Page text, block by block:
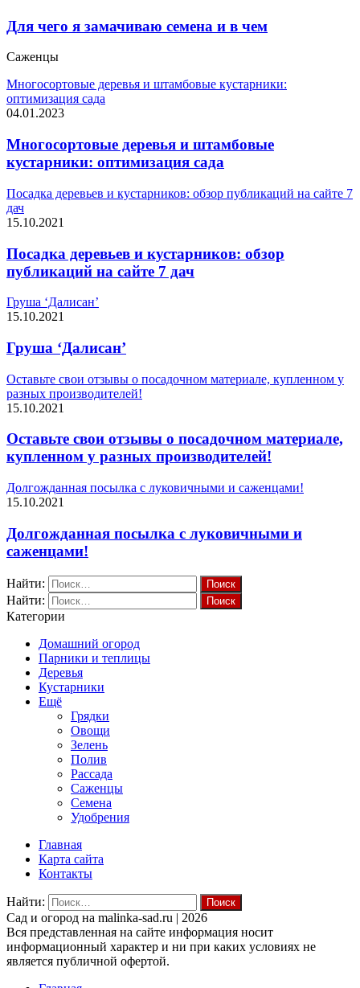
Для чего я замачиваю семена и в чем
Саженцы
Многосортовые деревья и штамбовые кустарники:
оптимизация сада
04.01.2023
Многосортовые деревья и штамбовые
кустарники: оптимизация сада
Посадка деревьев и кустарников: обзор публикаций на сайте 7
дач
15.10.2021
Посадка деревьев и кустарников: обзор
публикаций на сайте 7 дач
Груша ‘Далисан’
15.10.2021
Груша ‘Далисан’
Оставьте свои отзывы о посадочном материале, купленном у
разных производителей!
15.10.2021
Оставьте свои отзывы о посадочном материале,
купленном у разных производителей!
Долгожданная посылка с луковичными и саженцами!
15.10.2021
Долгожданная посылка с луковичными и
саженцами!
Найти:
Найти:
Категории
Домашний огород
Парники и теплицы
Деревья
Кустарники
Ещё
Грядки
Овощи
Зелень
Полив
Рассада
Саженцы
Семена
Удобрения
Главная
Карта сайта
Контакты
Найти:
Cад и огород на malinka-sad.ru | 2026
Вся представленная на сайте информация носит
информационный характер и ни при каких условиях не
является публичной офертой.